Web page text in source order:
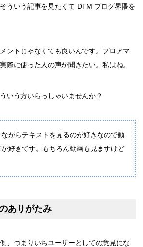
ういう記事を見たくて DTM ブログ界隈を
ントじゃなくても良いんです。プロアマ
際に使った人の声が聞きたい。私はね。
いう方いらっしゃいませんか？
がらテキストを見るのが好きなので動
好きです。もちろん動画も見ますけど
ありがたみ
、つまりいちユーザーとしての意見にな